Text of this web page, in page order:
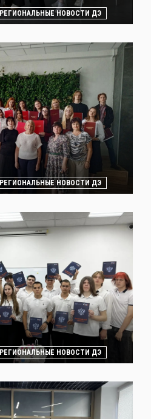
РЕГИОНАЛЬНЫЕ НОВОСТИ ДЭ
РЕГИОНАЛЬНЫЕ НОВОСТИ ДЭ
РЕГИОНАЛЬНЫЕ НОВОСТИ ДЭ